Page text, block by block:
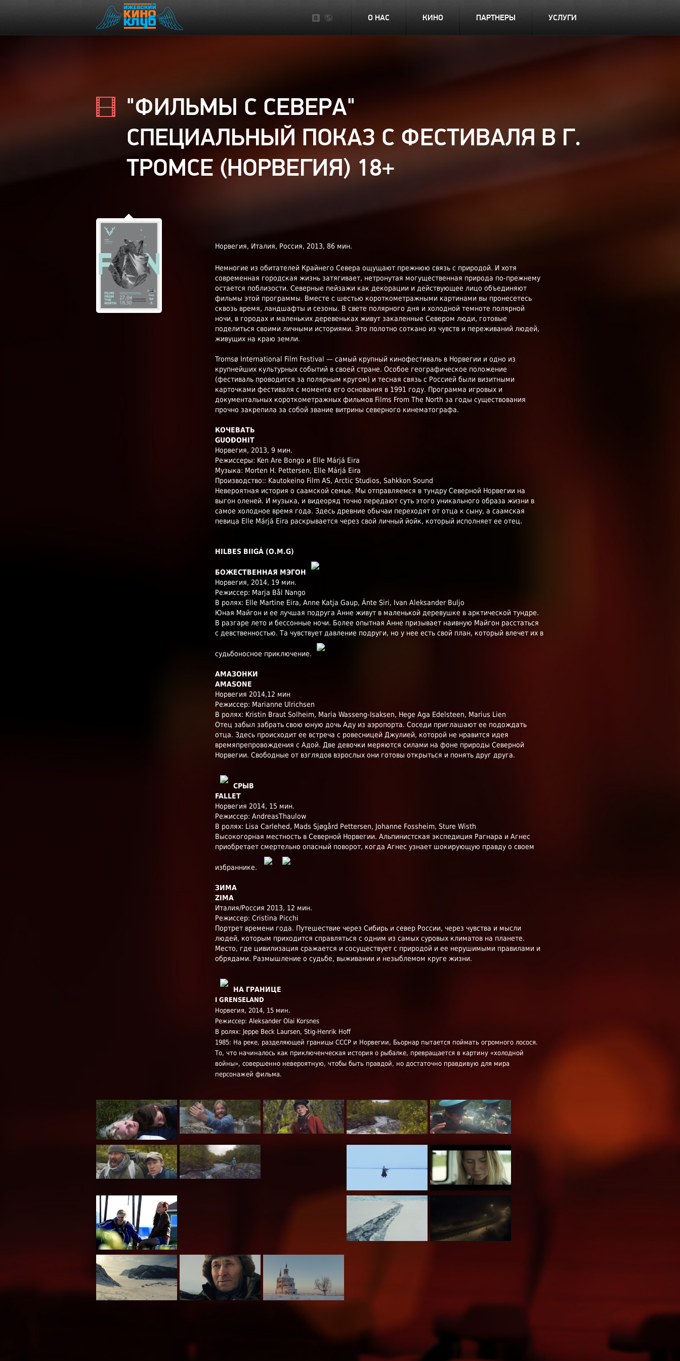
О НАС КИНО ПАРТНЕРЫ УСЛУГИ
"ФИЛЬМЫ С СЕВЕРА"
СПЕЦИАЛЬНЫЙ ПОКАЗ С ФЕСТИВАЛЯ В Г.
ТРОМСЕ (НОРВЕГИЯ) 18+
Норвегия, Италия, Россия, 2013, 86 мин.
Немногие из обитателей Крайнего Севера ощущают прежнюю связь с природой. И хотя
современная городская жизнь затягивает, нетронутая могущественная природа по-прежнему
остается поблизости. Северные пейзажи как декорации и действующее лицо объединяют
фильмы этой программы. Вместе с шестью короткометражными картинами вы пронесетесь
сквозь время, ландшафты и сезоны. В свете полярного дня и холодной темноте полярной
ночи, в городах и маленьких деревеньках живут закаленные Севером люди, готовые
поделиться своими личными историями. Это полотно соткано из чувств и переживаний людей,
живущих на краю земли.
Tromsø International Film Festival — самый крупный кинофестиваль в Норвегии и одно из
крупнейших культурных событий в своей стране. Особое географическое положение
(фестиваль проводится за полярным кругом) и тесная связь с Россией были визитными
карточками фестиваля с момента его основания в 1991 году. Программа игровых и
документальных короткометражных фильмов Films From The North за годы существования
прочно закрепила за собой звание витрины северного кинематографа.
КОЧЕВАТЬ
GUOĐOHIT
Норвегия, 2013, 9 мин.
Режиссеры: Ken Are Bongo и Elle Márjá Eira
Музыка: Morten H. Pettersen, Elle Márjá Eira
Производство:: Kautokeino Film AS, Arctic Studios, Sahkkon Sound
Невероятная история о саамской семье. Мы отправляемся в тундру Северной Норвегии на
выгон оленей. И музыка, и видеоряд точно передают суть этого уникального образа жизни в
самое холодное время года. Здесь древние обычаи переходят от отца к сыну, а саамская
певица Elle Márjá Eira раскрывается через свой личный йойк, который исполняет ее отец.
HILBES BIIGÁ (O.M.G)
БОЖЕСТВЕННАЯ МЭГОН
Норвегия, 2014, 19 мин.
Режиссер: Marja Bål Nango
В ролях: Elle Martine Eira, Anne Katja Gaup, Ánte Siri, Ivan Aleksander Buljo
Юная Майгон и ее лучшая подруга Анне живут в маленькой деревушке в арктической тундре.
В разгаре лето и бессонные ночи. Более опытная Анне призывает наивную Майгон расстаться
с девственностью. Та чувствует давление подруги, но у нее есть свой план, который влечет их в
судьбоносное приключение.
АМАЗОНКИ
AMASONE
Норвегия 2014,12 мин
Режиссер: Marianne Ulrichsen
В ролях: Kristin Braut Solheim, Maria Wasseng-Isaksen, Hege Aga Edelsteen, Marius Lien
Отец забыл забрать свою юную дочь Аду из аэропорта. Соседи приглашают ее подождать
отца. Здесь происходит ее встреча с ровесницей Джулией, которой не нравится идея
времяпрепровождения с Адой. Две девочки меряются силами на фоне природы Северной
Норвегии. Свободные от взглядов взрослых они готовы открыться и понять друг друга.
СРЫВ
FALLET
Норвегия 2014, 15 мин.
Режиссер: AndreasThaulow
В ролях: Lisa Carlehed, Mads Sjøgård Pettersen, Johanne Fossheim, Sture Wisth
Высокогорная местность в Северной Норвегии. Альпинистская экспедиция Рагнара и Агнес
приобретает смертельно опасный поворот, когда Агнес узнает шокирующую правду о своем
избраннике.
ЗИМА
ZIMA
Италия/Россия 2013, 12 мин.
Режиссер: Cristina Picchi
Портрет времени года. Путешествие через Сибирь и север России, через чувства и мысли
людей, которым приходится справляться с одним из самых суровых климатов на планете.
Место, где цивилизация сражается и сосуществует с природой и ее нерушимыми правилами и
обрядами. Размышление о судьбе, выживании и незыблемом круге жизни.
НА ГРАНИЦЕ
I GRENSELAND
Норвегия, 2014, 15 мин.
Режиссер: Aleksander Olai Korsnes
В ролях: Jeppe Beck Laursen, Stig-Henrik Hoff
1985: На реке, разделяющей границы СССР и Норвегии, Бьорнар пытается поймать огромного лосося.
То, что начиналось как приключенческая история о рыбалке, превращается в картину «холодной
войны», совершенно невероятную, чтобы быть правдой, но достаточно правдивую для мира
персонажей фильма.